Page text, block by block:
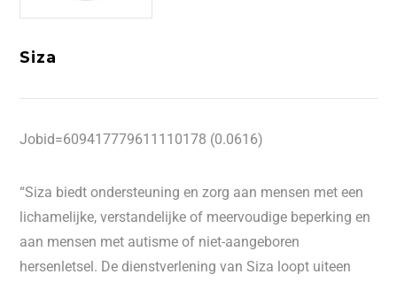
Siza
Jobid=609417779611110178 (0.0616)
“Siza biedt ondersteuning en zorg aan mensen met een
lichamelijke, verstandelijke of meervoudige beperking en
aan mensen met autisme of niet-aangeboren
hersenletsel. De dienstverlening van Siza loopt uiteen